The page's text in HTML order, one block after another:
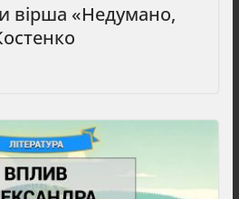
вірша «Недумано,